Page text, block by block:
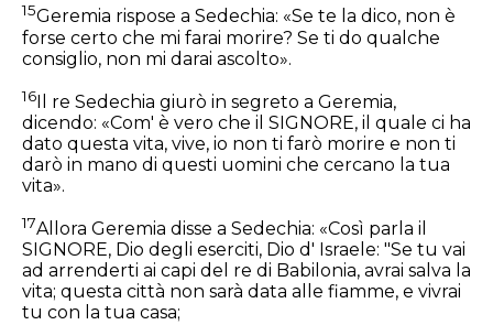
15Geremia rispose a Sedechia: «Se te la dico, non è
forse certo che mi farai morire? Se ti do qualche
consiglio, non mi darai ascolto».
16Il re Sedechia giurò in segreto a Geremia,
dicendo: «Com' è vero che il SIGNORE, il quale ci ha
dato questa vita, vive, io non ti farò morire e non ti
darò in mano di questi uomini che cercano la tua
vita».
17Allora Geremia disse a Sedechia: «Così parla il
SIGNORE, Dio degli eserciti, Dio d' Israele: "Se tu vai
ad arrenderti ai capi del re di Babilonia, avrai salva la
vita; questa città non sarà data alle fiamme, e vivrai
tu con la tua casa;